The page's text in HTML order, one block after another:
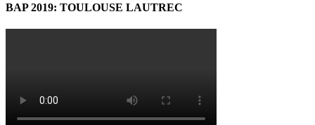
BAP 2019: TOULOUSE LAUTREC